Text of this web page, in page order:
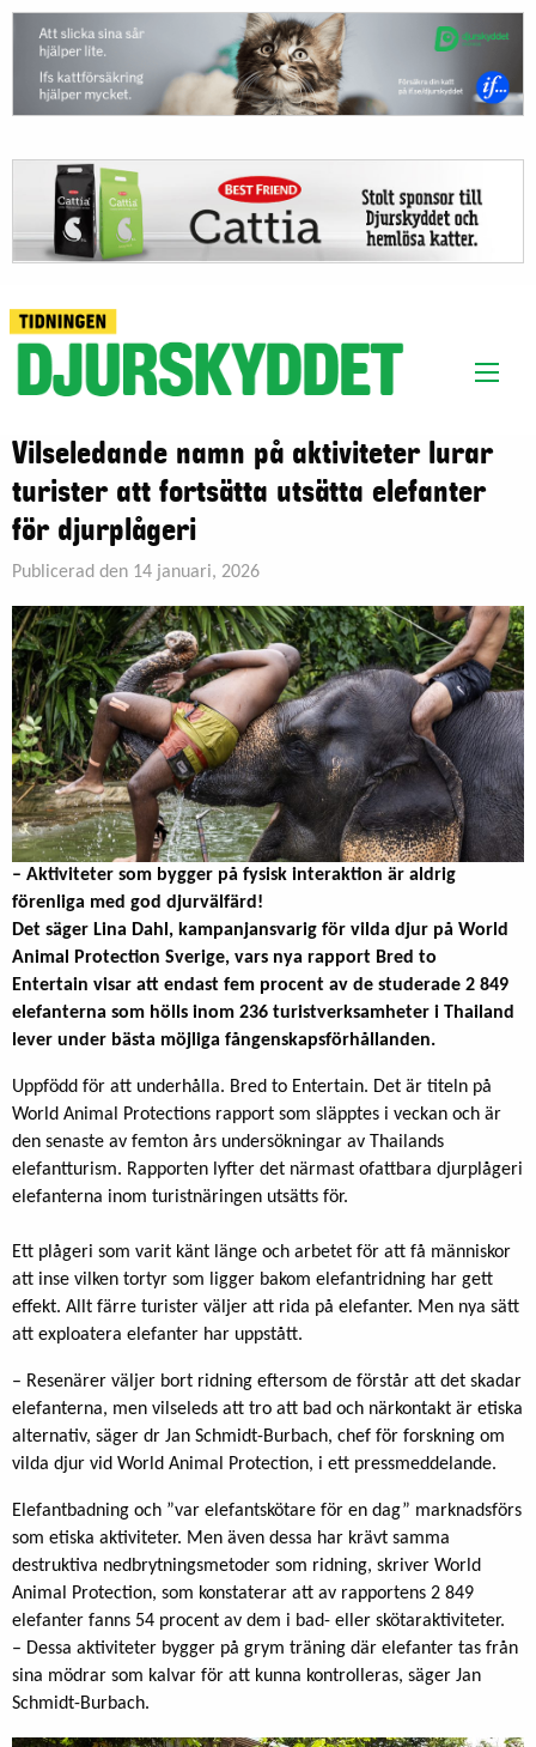
Vilseledande namn på aktiviteter lurar
turister att fortsätta utsätta elefanter
för djurplågeri
Publicerad den 14 januari, 2026
– Aktiviteter som bygger på fysisk interaktion är aldrig
förenliga med god djurvälfärd!
Det säger Lina Dahl, kampanjansvarig för vilda djur på World
Animal Protection Sverige, vars nya rapport Bred to
Entertain visar att endast fem procent av de studerade 2 849
elefanterna som hölls inom 236 turistverksamheter i Thailand
lever under bästa möjliga fångenskapsförhållanden.
Uppfödd för att underhålla. Bred to Entertain. Det är titeln på
World Animal Protections rapport som släpptes i veckan och är
den senaste av femton års undersökningar av Thailands
elefantturism. Rapporten lyfter det närmast ofattbara djurplågeri
elefanterna inom turistnäringen utsätts för.
Ett plågeri som varit känt länge och arbetet för att få människor
att inse vilken tortyr som ligger bakom elefantridning har gett
effekt. Allt färre turister väljer att rida på elefanter. Men nya sätt
att exploatera elefanter har uppstått.
– Resenärer väljer bort ridning eftersom de förstår att det skadar
elefanterna, men vilseleds att tro att bad och närkontakt är etiska
alternativ, säger dr Jan Schmidt-Burbach, chef för forskning om
vilda djur vid World Animal Protection, i ett pressmeddelande.
Elefantbadning och ”var elefantskötare för en dag” marknadsförs
som etiska aktiviteter. Men även dessa har krävt samma
destruktiva nedbrytningsmetoder som ridning, skriver World
Animal Protection, som konstaterar att av rapportens 2 849
elefanter fanns 54 procent av dem i bad- eller skötaraktiviteter.
– Dessa aktiviteter bygger på grym träning där elefanter tas från
sina mödrar som kalvar för att kunna kontrolleras, säger Jan
Schmidt-Burbach.